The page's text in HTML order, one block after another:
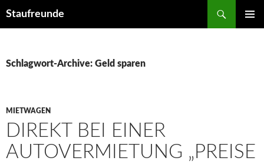
Staufreunde
Schlagwort-Archive: Geld sparen
MIETWAGEN
DIREKT BEI EINER
AUTOVERMIETUNG „PREISE